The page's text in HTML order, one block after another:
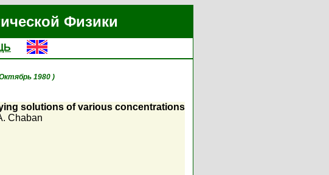
Физики
1980 )
solutions of various concentrations
Chaban